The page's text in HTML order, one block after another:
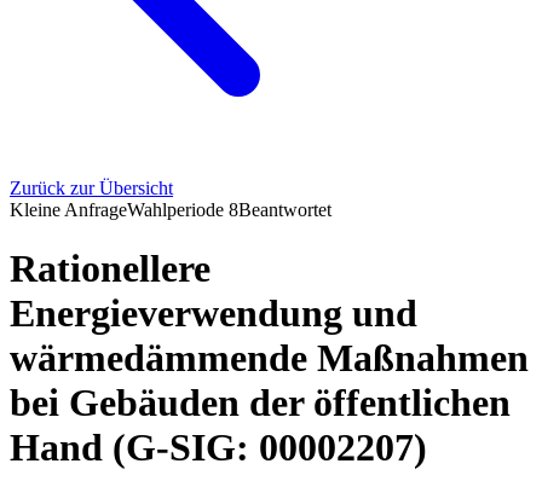
Zurück zur Übersicht
Kleine AnfrageWahlperiode 8Beantwortet
Rationellere
Energieverwendung und
wärmedämmende Maßnahmen
bei Gebäuden der öffentlichen
Hand (G-SIG: 00002207)